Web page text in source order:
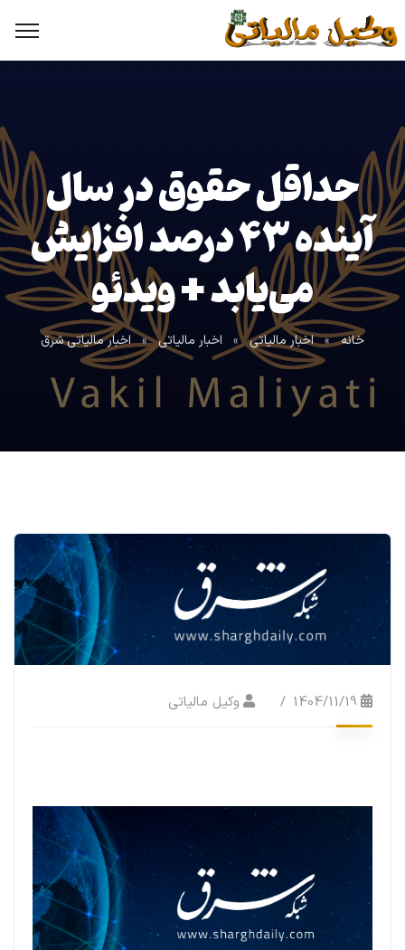
حداقل حقوق در سال
آینده ۴۳ درصد افزایش
می‌یابد + ویدئو
خانه » اخبار مالیاتی » اخبار مالیاتی » اخبار مالیاتی شرق
1404/11/19 وکیل مالیاتی